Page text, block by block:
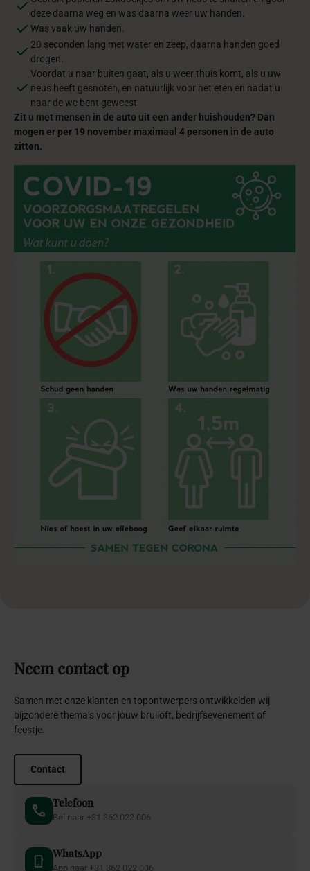
deze daarna weg en was daarna weer uw handen.
Was vaak uw handen.
20 seconden lang met water en zeep, daarna handen goed
drogen.
Voordat u naar buiten gaat, als u weer thuis komt, als u uw
neus heeft gesnoten, en natuurlijk voor het eten en nadat u
naar de wc bent geweest.
Zit u met mensen in de auto uit een ander huishouden? Dan
mogen er per 19 november maximaal 4 personen in de auto
zitten.
Neem contact op
Samen met onze klanten en topontwerpers ontwikkelden wij
bijzondere thema’s voor jouw bruiloft, bedrijfsevenement of
feestje.
Contact
Telefoon
Bel naar +31 362 022 006
WhatsApp
App naar +31 362 022 006